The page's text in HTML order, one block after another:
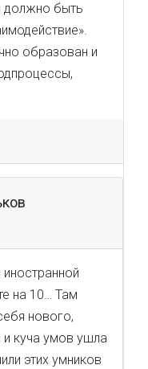
должно быть
образован и
иностранной
на 10… Там
нового,
и куча умов ушла
этих умников